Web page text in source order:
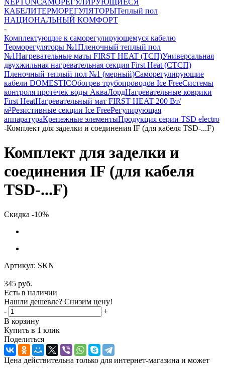
NEPTUNСАМОРЕГУЛИРУЮЩИЕСЯ
КАБЕЛИТЕРМОРЕГУЛЯТОРЫТеплый пол
НАЦИОНАЛЬНЫЙ КОМФОРТ
-
Комплектующие к саморегулирующемуся кабелю
Терморегуляторы №1Пленочный теплый пол
№1Нагревательные маты FIRST HEAT (ТСП)Универсальная
двухжильная нагревательная секция First Heat (СТСП)
Пленочный теплый пол №1 (мерный)Саморегулирующие
кабели DOMESTICОбогрев трубопроводов Ice FreeСистемы
контроля протечек воды АкваЛордНагревательные коврики
First HeatНагревательный мат FIRST HEAT 200 Вт/
м²Резистивные секции Ice FreeРегулирующая
аппаратураКрепежные элементыПродукция серии TSD electro
-Комплект для заделки и соединения IF (для кабеля TSD-...F)
Комплект для заделки и
соединения IF (для кабеля
TSD-...F)
Скидка -10%
Артикул: SKN
345 руб.
Есть в наличии
Нашли дешевле? Снизим цену!
-
+
В корзину
Купить в 1 клик
Поделиться
Цена действительна только для интернет-магазина и может